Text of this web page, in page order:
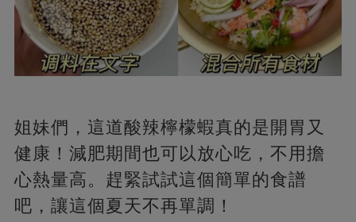
姐妹們，這道酸辣檸檬蝦真的是開胃又
健康！減肥期間也可以放心吃，不用擔
心熱量高。趕緊試試這個簡單的食譜
吧，讓這個夏天不再單調！